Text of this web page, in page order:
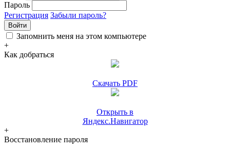
Пароль
Регистрация Забыли пароль?
Войти
Запомнить меня на этом компьютере
+
Как добраться
Скачать PDF
Открыть в
Яндекс.Навигатор
+
Восстановление пароля